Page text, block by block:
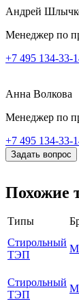
Андрей
Менеджер по
+7 495 134-33-
Анна Волкова
Менеджер по
+7 495 134-33-
Задать вопрос
Похожие
Типы
Стирольный
ТЭП
Стирольный
ТЭП